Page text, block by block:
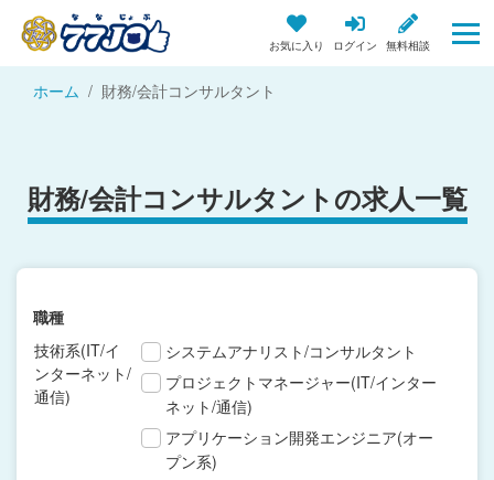
お気に入り ログイン 無料相談
ホーム 財務/会計コンサルタント
財務/会計コンサルタントの求人一覧
職種
技術系(IT/イ
ンターネット/
通信)
システムアナリスト/コンサルタント
プロジェクトマネージャー(IT/インター
ネット/通信)
アプリケーション開発エンジニア(オー
プン系)